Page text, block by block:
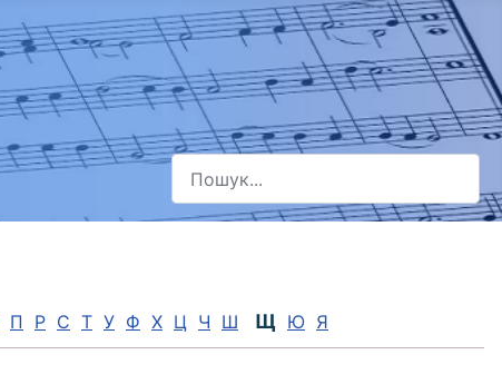
Пошук
Type 2 or more characters for results.
П Р С Т У Ф Х Ц Ч Ш Щ Ю Я